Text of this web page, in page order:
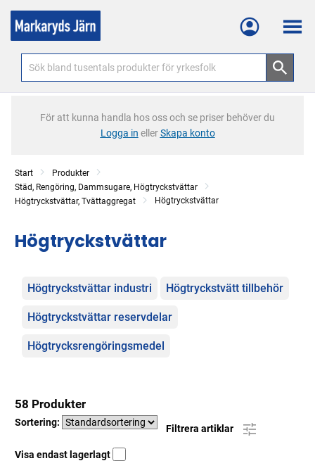
Meny
För att kunna handla hos oss och se priser behöver du
Logga in ellerSkapa konto
Start
Produkter
Städ, Rengöring, Dammsugare, Högtryckstvättar
Högtryckstvättar, Tvättaggregat
Högtryckstvättar
Högtryckstvättar
Kategorier
Högtryckstvättar industri Högtryckstvätt tillbehör
Högtryckstvättar reservdelar
Högtrycksrengöringsmedel
58 Produkter
Sortering:
Filtrera artiklar
Visa endast lagerlagt